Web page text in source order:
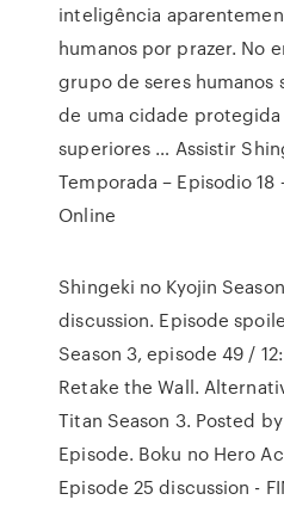
inteligência
humanos por prazer. No
grupo de seres
de uma cidade
superiores … Assistir
Temporada – Episodio 18
Online
Shingeki no Kyojin
discussion. Episode
Season 3, episode 49 /
Retake the Wall.
Titan Season 3. Posted
Episode. Boku no Hero
Episode 25 discussion -